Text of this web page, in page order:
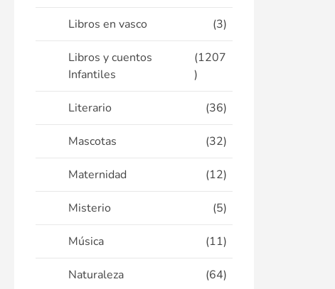
Libros en vasco (3)
Libros y cuentos
Infantiles
(1207
)
Literario (36)
Mascotas (32)
Maternidad (12)
Misterio (5)
Música (11)
Naturaleza (64)